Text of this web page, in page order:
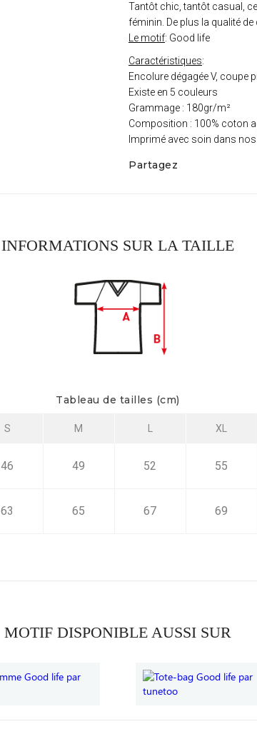
Tantôt chic, tantôt casual,
féminin. De plus la qualité
Le motif: Good life
Caractéristiques:
Encolure dégagée V, coupe
Existe en 5 couleurs
Grammage : 180gr/m²
Composition : 100% coton
Imprimé avec soin dans
Partagez
INFORMATIONS SUR LA TAILLE
Tableau de tailles (cm)
S M L XL
46 49 52 55
63 65 67 69
MOTIF DISPONIBLE AUSSI SUR